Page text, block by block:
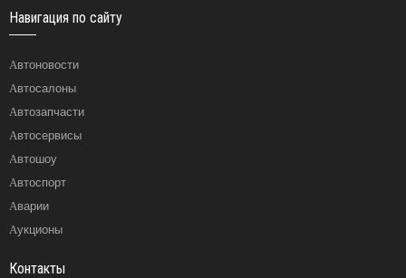
Навигация по сайту
Автоновости
Автосалоны
Автозапчасти
Автосервисы
Автошоу
Автоспорт
Аварии
Аукционы
Контакты